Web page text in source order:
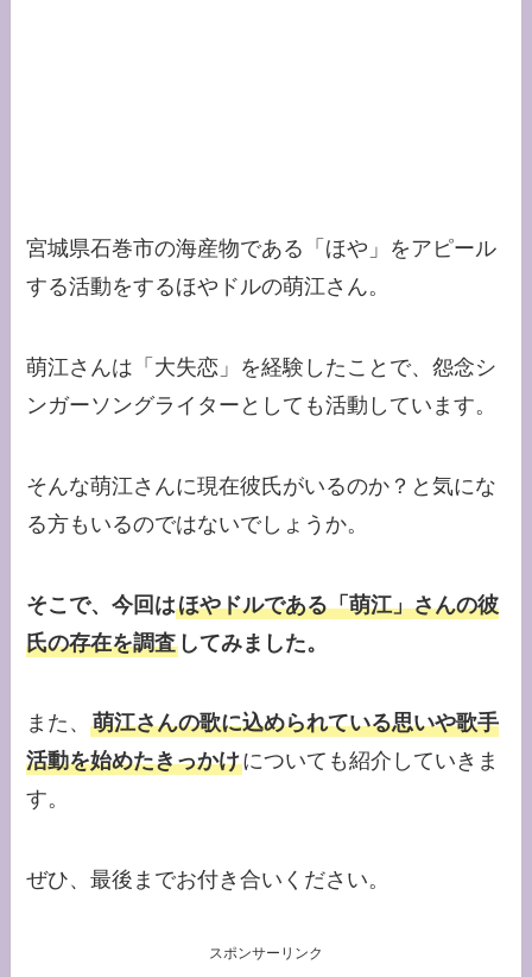
宮城県石巻市の海産物である「ほや」をアピール
する活動をするほやドルの萌江さん。
萌江さんは「大失恋」を経験したことで、怨念シ
ンガーソングライターとしても活動しています。
そんな萌江さんに現在彼氏がいるのか？と気にな
る方もいるのではないでしょうか。
そこで、今回はほやドルである「萌江」さんの彼
氏の存在を調査 してみました。
また、萌江さんの歌に込められている思いや歌手
活動を始めたきっかけについても紹介していきま
す。
ぜひ、最後までお付き合いください。
スポンサーリンク